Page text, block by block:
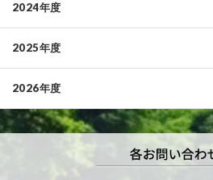
2024年度
2025年度
2026年度